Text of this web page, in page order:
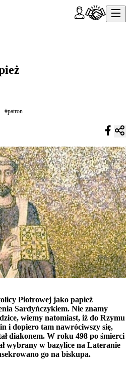
#patron
Piotrowej jako papież
Sardyńczykiem. Nie znamy
wiemy natomiast, iż do Rzymu
i dopiero tam nawróciwszy się,
diakonem. W roku 498 po śmierci
wybrany w bazylice na Lateranie
go na biskupa.